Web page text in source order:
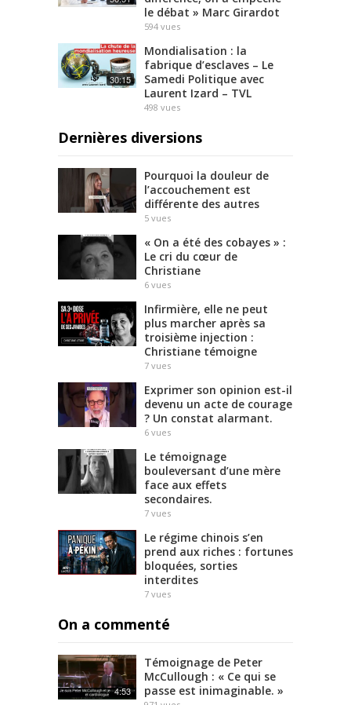
le débat » Marc Girardot
594 vues
30:15
Mondialisation : la
fabrique d’esclaves – Le
Samedi Politique avec
Laurent Izard – TVL
498 vues
Dernières diversions
Pourquoi la douleur de
l’accouchement est
différente des autres
5 vues
« On a été des cobayes » :
Le cri du cœur de
Christiane
6 vues
Infirmière, elle ne peut
plus marcher après sa
troisième injection :
Christiane témoigne
7 vues
Exprimer son opinion est-il
devenu un acte de courage
? Un constat alarmant.
6 vues
Le témoignage
bouleversant d’une mère
face aux effets
secondaires.
7 vues
Le régime chinois s’en
prend aux riches : fortunes
bloquées, sorties
interdites
7 vues
On a commenté
4:53
Témoignage de Peter
McCullough : « Ce qui se
passe est inimaginable. »